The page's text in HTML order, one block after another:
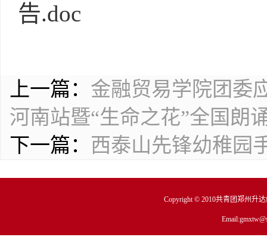
告.doc
上一篇： 金融贸易学院团委
河南站暨“生命之花”全国朗
下一篇： 西泰山先锋幼稚园
Copyright © 2010共青团郑州升